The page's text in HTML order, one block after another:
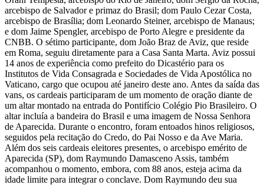
arcebispo de Salvador e primaz do Brasil; dom Paulo Cezar Costa,
arcebispo de Brasília; dom Leonardo Steiner, arcebispo de Manaus;
e dom Jaime Spengler, arcebispo de Porto Alegre e presidente da
CNBB. O sétimo participante, dom João Braz de Aviz, que reside
em Roma, seguiu diretamente para a Casa Santa Marta. Aviz possui
14 anos de experiência como prefeito do Dicastério para os
Institutos de Vida Consagrada e Sociedades de Vida Apostólica no
Vaticano, cargo que ocupou até janeiro deste ano. Antes da saída das
vans, os cardeais participaram de um momento de oração diante de
um altar montado na entrada do Pontifício Colégio Pio Brasileiro. O
altar incluía a bandeira do Brasil e uma imagem de Nossa Senhora
de Aparecida. Durante o encontro, foram entoados hinos religiosos,
seguidos pela recitação do Credo, do Pai Nosso e da Ave Maria.
Além dos seis cardeais eleitores presentes, o arcebispo emérito de
Aparecida (SP), dom Raymundo Damasceno Assis, também
acompanhou o momento, embora, com 88 anos, esteja acima da
idade limite para integrar o conclave. Dom Raymundo deu sua